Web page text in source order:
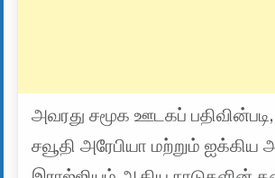
அவரது சமூக ஊடகப்
சவூதி அரேபியா மற்றும் ஐக்கிய